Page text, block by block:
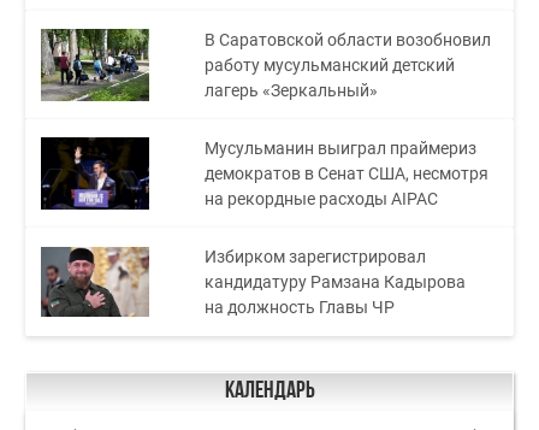
В Саратовской области возобновил
работу мусульманский детский
лагерь «Зеркальный»
Мусульманин выиграл праймериз
демократов в Сенат США, несмотря
на рекордные расходы AIPAC
Избирком зарегистрировал
кандидатуру Рамзана Кадырова
на должность Главы ЧР
Календарь